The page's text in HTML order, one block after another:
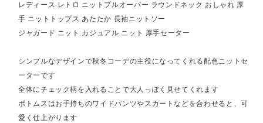
レディース レトロ ニットプルオーバー ラウンドネック おしゃれ 厚
手 ニットトップス あたたか 長袖ニットソー
ジャガード ニット カジュアル ニット 厚手セーター
シンプルなデザインで秋冬コーデの主役になってくれる配色ニットセ
ーターです
全体にチェック柄を入れることで大人っぽく見せてくれます
ボトムスはお手持ちのワイドパンツやスカートなどを合わせると、可
愛く仕上がります